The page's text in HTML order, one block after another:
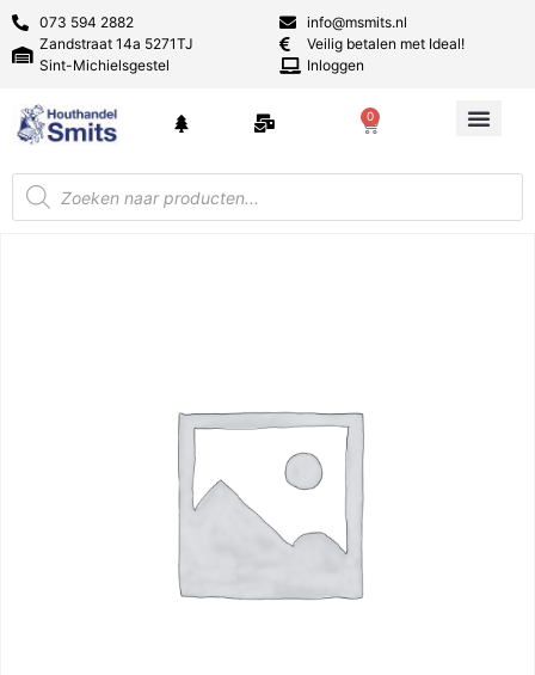
073 594 2882
Zandstraat 14a 5271TJ
Sint-Michielsgestel
info@msmits.nl
Veilig betalen met Ideal!
Inloggen
0